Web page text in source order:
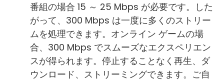
番組の場合 15 ～ 25 Mbps が必要です。した
がって、300 Mbps は一度に多くのストリー
ムを処理できます。オンライン ゲームの場
合、300 Mbps でスムーズなエクスペリエン
スが得られます。停止することなく再生、ダ
ウンロード、ストリーミングできます。ご自